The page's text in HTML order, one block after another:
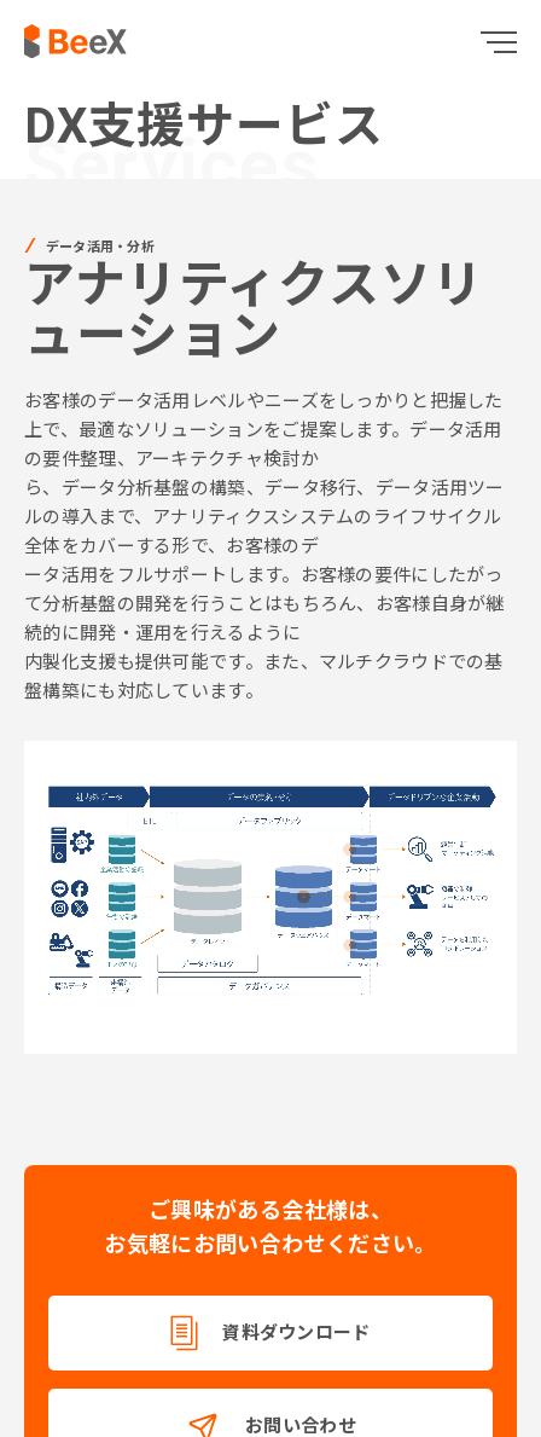
DX支援サービス
Services
データ活用・分析
アナリティクスソリ
ューション
お客様のデータ活用レベルやニーズをしっかりと把握した
上で、最適なソリューションをご提案します。データ活用
の要件整理、アーキテクチャ検討か
ら、データ分析基盤の構築、データ移行、データ活用ツー
ルの導入まで、アナリティクスシステムのライフサイクル
全体をカバーする形で、お客様のデ
ータ活用をフルサポートします。お客様の要件にしたがっ
て分析基盤の開発を行うことはもちろん、お客様自身が継
続的に開発・運用を行えるように
内製化支援も提供可能です。また、マルチクラウドでの基
盤構築にも対応しています。
ご興味がある会社様は、
お気軽にお問い合わせください。
資料ダウンロード
お問い合わせ